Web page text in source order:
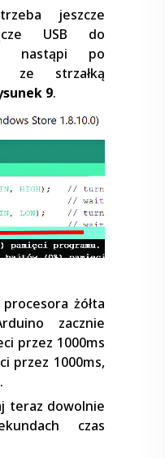
jeszcze
USB do
nastąpi po
ze strzałką
9.
żółta
zacznie
przez 1000ms
przez 1000ms,
teraz dowolnie
czas